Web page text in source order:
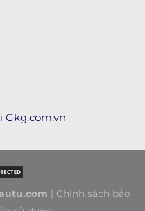
Gkg.com.vn
| Chính sách bảo